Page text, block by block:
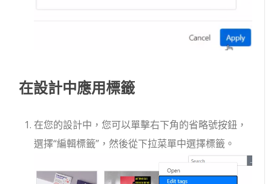
在設計中應用標籤
在您的設計中，您可以單擊右下角的省略號按鈕，
選擇“編輯標籤”，然後從下拉菜單中選擇標籤。